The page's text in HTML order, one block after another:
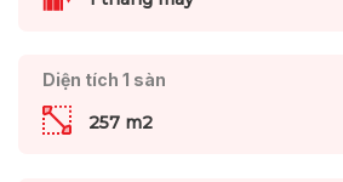
Diện tích 1 sàn
257 m2